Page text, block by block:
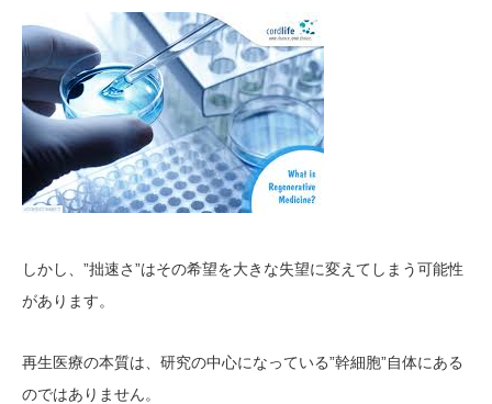
しかし、 ”拙速さ”はその希望を大きな失望に変えてしまう可能性
があります。
再生医療の本質は、研究の中心になっている”幹細胞”自体にある
のではありません。